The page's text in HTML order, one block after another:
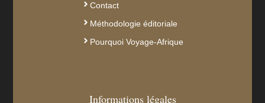
Contact
Méthodologie éditoriale
Pourquoi Voyage-Afrique
Informations légales